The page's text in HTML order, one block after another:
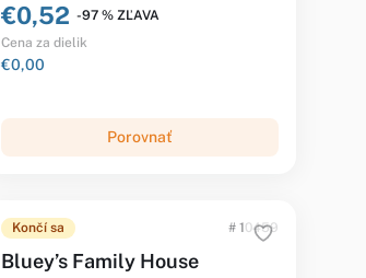
€0,52 -97 % ZĽAVA
Cena za dielik
€0,00
Porovnať
Končí sa # 10459
Bluey’s Family House